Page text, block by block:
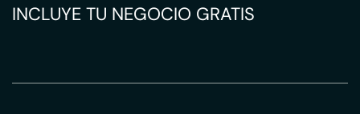
INCLUYE TU NEGOCIO GRATIS